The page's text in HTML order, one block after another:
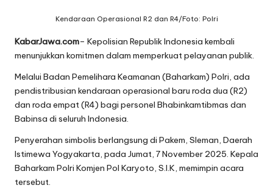
Kendaraan Operasional R2 dan R4/Foto: Polri
KabarJawa.com– Kepolisian Republik Indonesia kembali
menunjukkan komitmen dalam memperkuat pelayanan publik.
Melalui Badan Pemelihara Keamanan (Baharkam) Polri, ada
pendistribusian kendaraan operasional baru roda dua (R2)
dan roda empat (R4) bagi personel Bhabinkamtibmas dan
Babinsa di seluruh Indonesia.
Penyerahan simbolis berlangsung di Pakem, Sleman, Daerah
Istimewa Yogyakarta, pada Jumat, 7 November 2025. Kepala
Baharkam Polri Komjen Pol Karyoto, S.I.K, memimpin acara
tersebut.